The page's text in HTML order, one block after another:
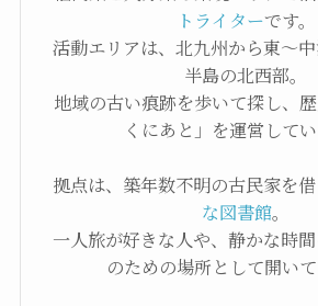
トライターです。
活動エリアは、北九州から東〜
半島の北西部。
地域の古い痕跡を歩いて探し、
くにあと」を運営してい
拠点は、築年数不明の古民家を
な図書館。
一人旅が好きな人や、静かな時
のための場所として開いて